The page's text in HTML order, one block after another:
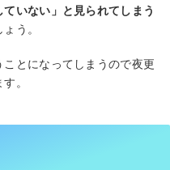
ていない」と見られてしまう
う。
とになってしまうので夜更
。